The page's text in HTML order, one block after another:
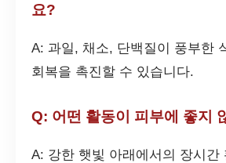
요?
A: 과일, 채소, 단백질이 풍부한
회복을 촉진할 수 있습니다.
Q: 어떤 활동이 피부에 좋지
A: 강한 햇빛 아래에서의 장시간